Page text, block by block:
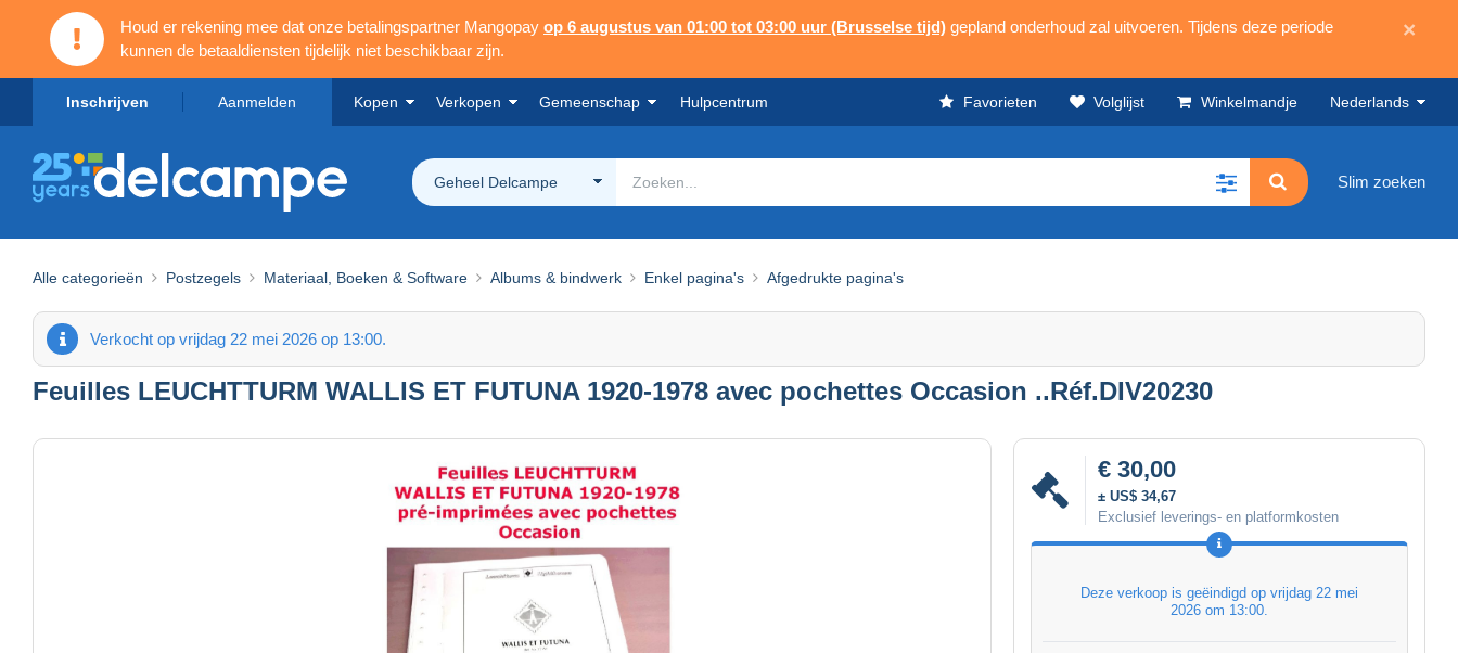
Houd er rekening mee dat onze betalingspartner Mangopay op 6 augustus van 01:00 tot 03:00 uur (Brusselse tijd) gepland onderhoud zal uitvoeren. Tijdens deze periode
kunnen de betaaldiensten tijdelijk niet beschikbaar zijn.
×
Inschrijven Aanmelden Kopen Verkopen Gemeenschap Hulpcentrum Favorieten Volglijst Winkelmandje Nederlands
Geheel Delcampe Slim zoeken
Alle categorieën Postzegels Materiaal, Boeken & Software Albums & bindwerk Enkel pagina's Afgedrukte pagina's
Verkocht op vrijdag 22 mei 2026 op 13:00.
Feuilles LEUCHTTURM WALLIS ET FUTUNA 1920-1978 avec pochettes Occasion ..Réf.DIV20230
€ 30,00
± US$ 34,67
Exclusief leverings- en platformkosten
Deze verkoop is geëindigd op vrijdag 22 mei
2026 om 13:00